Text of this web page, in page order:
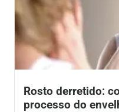
Rosto derretido:
processo do